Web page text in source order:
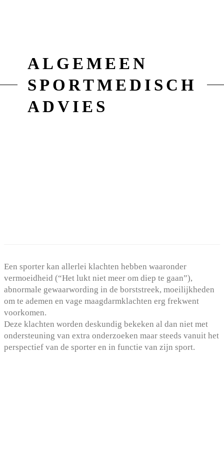
ALGEMEEN
SPORTMEDISCH
ADVIES
Een sporter kan allerlei klachten hebben waaronder
vermoeidheid (“Het lukt niet meer om diep te gaan”),
abnormale gewaarwording in de borststreek, moeilijkheden
om te ademen en vage maagdarmklachten erg frekwent
voorkomen.
Deze klachten worden deskundig bekeken al dan niet met
ondersteuning van extra onderzoeken maar steeds vanuit het
perspectief van de sporter en in functie van zijn sport.